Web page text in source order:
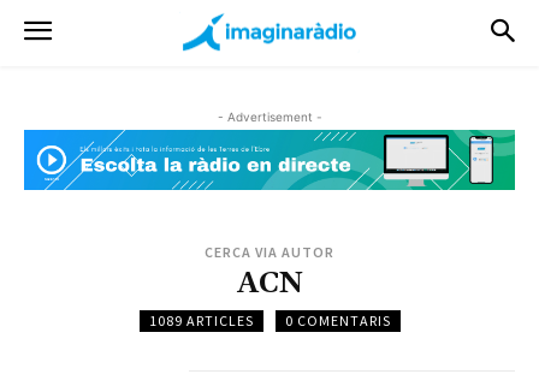
- Advertisement -
CERCA VIA AUTOR
ACN
1089 ARTICLES 0 COMENTARIS